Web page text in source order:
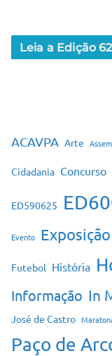
Leia a Edição 62
ACAVPA Arte
Cidadania Concurso
ED590625
Evento Exposição
Futebol História
Informação In
José de Castro
Paço de